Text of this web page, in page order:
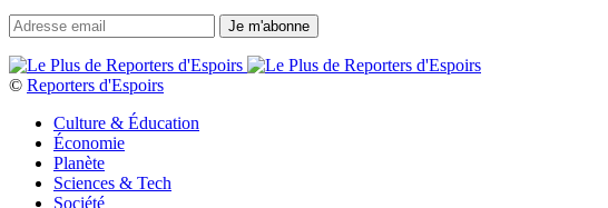
© Reporters d'Espoirs
Culture & Éducation
Économie
Planète
Sciences & Tech
Société